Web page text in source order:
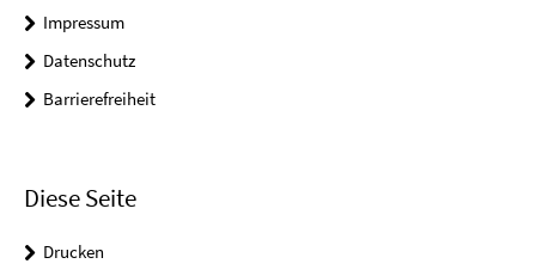
Impressum
Datenschutz
Barrierefreiheit
Diese Seite
Drucken